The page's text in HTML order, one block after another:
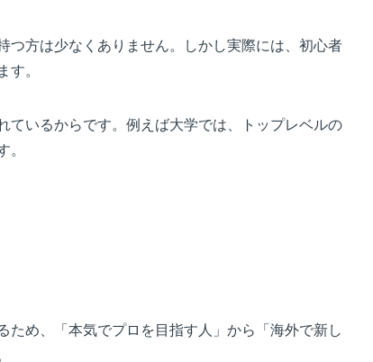
つ方は少なくありません。しかし実際には、初心者
す。
ているからです。例えば大学では、トップレベルの
。
ため、「本気でプロを目指す人」から「海外で新し